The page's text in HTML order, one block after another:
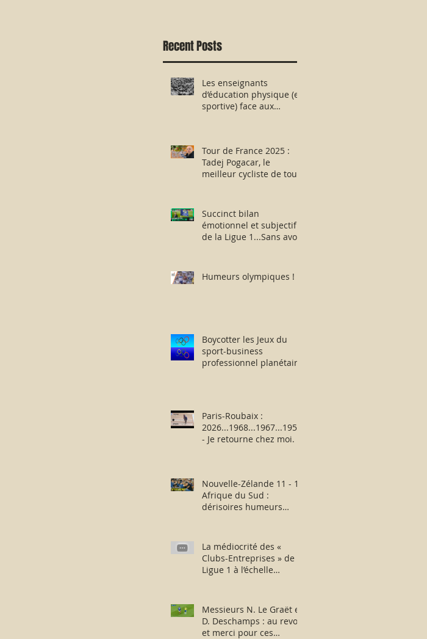
Recent Posts
Les enseignants
d’éducation physique (et
sportive) face aux
en milieu hostile !
Tour de France 2025 :
Tadej Pogacar, le
meilleur cycliste de tous
Armstrong revisitée ?
Succinct bilan
émotionnel et subjectif
de la Ligue 1...Sans avoir
Humeurs olympiques !
Boycotter les Jeux du
sport-business
professionnel planétaire
Paris-Roubaix :
2026...1968...1967...1957
- Je retourne chez moi.
Nouvelle-Zélande 11 - 12
Afrique du Sud :
dérisoires humeurs
La médiocrité des «
Clubs-Entreprises » de
Ligue 1 à l’échelle
Messieurs N. Le Graët et
D. Deschamps : au revoir
et merci pour ces